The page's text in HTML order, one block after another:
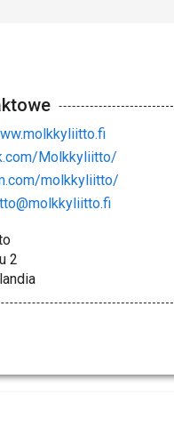
Molkkyliitto/
molkkyliitto/
2